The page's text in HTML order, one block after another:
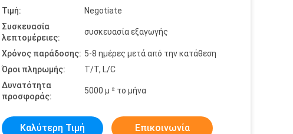
Τιμή:
Negotiate
Συσκευασία
λεπτομέρειες:
συσκευασία εξαγωγής
Χρόνος παράδοσης: 5-8 ημέρες μετά από την κατάθεση
Όροι πληρωμής:
T/T, L/C
Δυνατότητα
προσφοράς:
5000 μ ² το μήνα
Καλύτερη Τιμή Επικοινωνία